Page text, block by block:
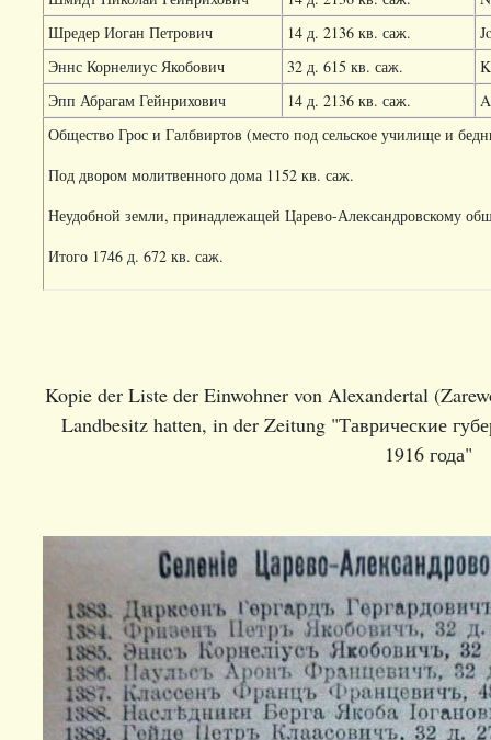
Шредер Иоган Петрович
14 д. 2136 кв. саж.
Эннс Корнелиус Якобович
32 д. 615 кв. саж.
Эпп Абрагам Гейнрихович
14 д. 2136 кв. саж.
Общество Грос и Галбвиртов (место под сельское училище и
Под двором молитвенного дома 1152 кв. саж.
Неудобной земли, принадлежащей Царево-Александровскому
Итого 1746 д. 672 кв. саж.
Kopie der Liste der Einwohner von Alexandertal
Landbesitz hatten, in der Zeitung "Таврические
1916 года"